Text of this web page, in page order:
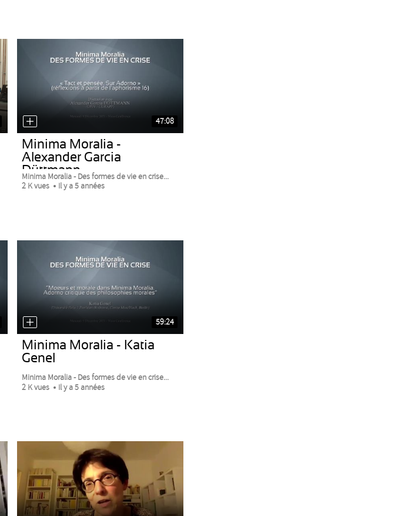
47:08
Minima Moralia -
Alexander Garcia
Düttmann
Minima Moralia - Des formes de vie en crise...
2 K vues
Il y a 5 années
59:24
Minima Moralia - Katia
Genel
Minima Moralia - Des formes de vie en crise...
2 K vues
Il y a 5 années